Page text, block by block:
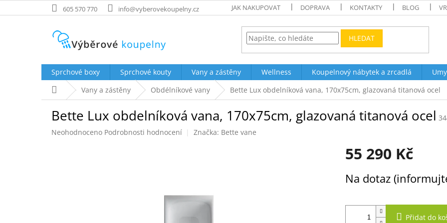
na
605 570 770 info@vyberovekoupelny.cz JAK NAKUPOVAT DOPRAVA KONTAKTY BLOG
HLEDAT
Sprchové boxy Sprchové kouty Vany a zástěny Wellness Koupelnový nábytek a zrcadlá
Domů Vany a zástěny Obdélníkové vany Bette Lux obdelníková vana, 170x75cm, glazovaná titanová ocel
Bette Lux obdelníková vana, 170x75cm, glazovaná titanová ocel
Průměrné
Neohodnoceno Podrobnosti hodnocení Značka: Bette vane
55 290 Kč
cena:
Na dotaz
Přidat do